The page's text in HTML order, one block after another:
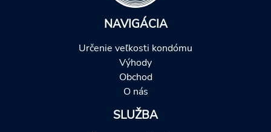
NAVIGÁCIA
Určenie veľkosti kondómu
Výhody
Obchod
O nás
SLUŽBA